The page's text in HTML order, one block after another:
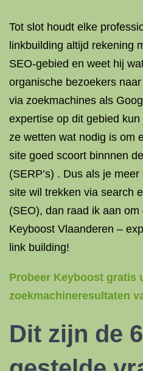
Tot slot houdt elke
linkbuilding altijd rekening
SEO-gebied en weet hij
organische bezoekers
via zoekmachines als
expertise op dit gebied
ze wetten wat nodig is om
site goed scoort binnnen
(SERP’s) . Dus als je
site wil trekken via search
(SEO), dan raad ik aan
Keyboost Vlaanderen –
link building!
Probeer Keyboost gratis
zoekmachineresultaten
Dit zijn de